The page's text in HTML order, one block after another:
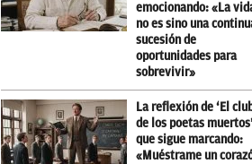
emocionando: «La
no es sino una
sucesión de
oportunidades para
sobrevivir»
La reflexión de ‘El
de los poetas
que sigue marcando:
«Muéstrame un